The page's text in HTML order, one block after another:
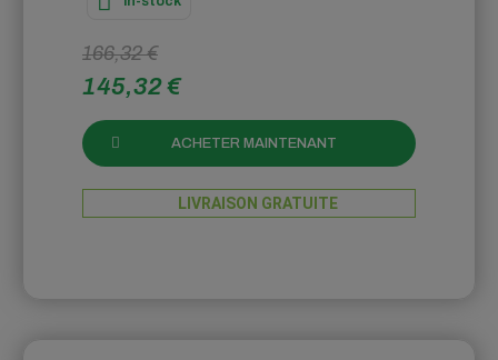
166,32 €
145,32 €
ACHETER MAINTENANT
LIVRAISON GRATUITE